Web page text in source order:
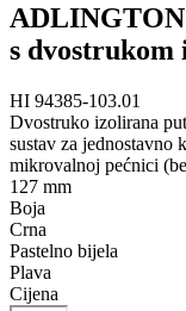
s dvostrukom
HI 94385-103.01
Dvostruko izolirana
sustav za jednostavno
mikrovalnoj pećnici
127 mm
Boja
Crna
Pastelno bijela
Plava
Cijena